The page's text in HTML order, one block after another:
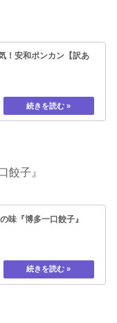
！安和ポンカン【訳あ
餃子』
味『博多一口餃子』